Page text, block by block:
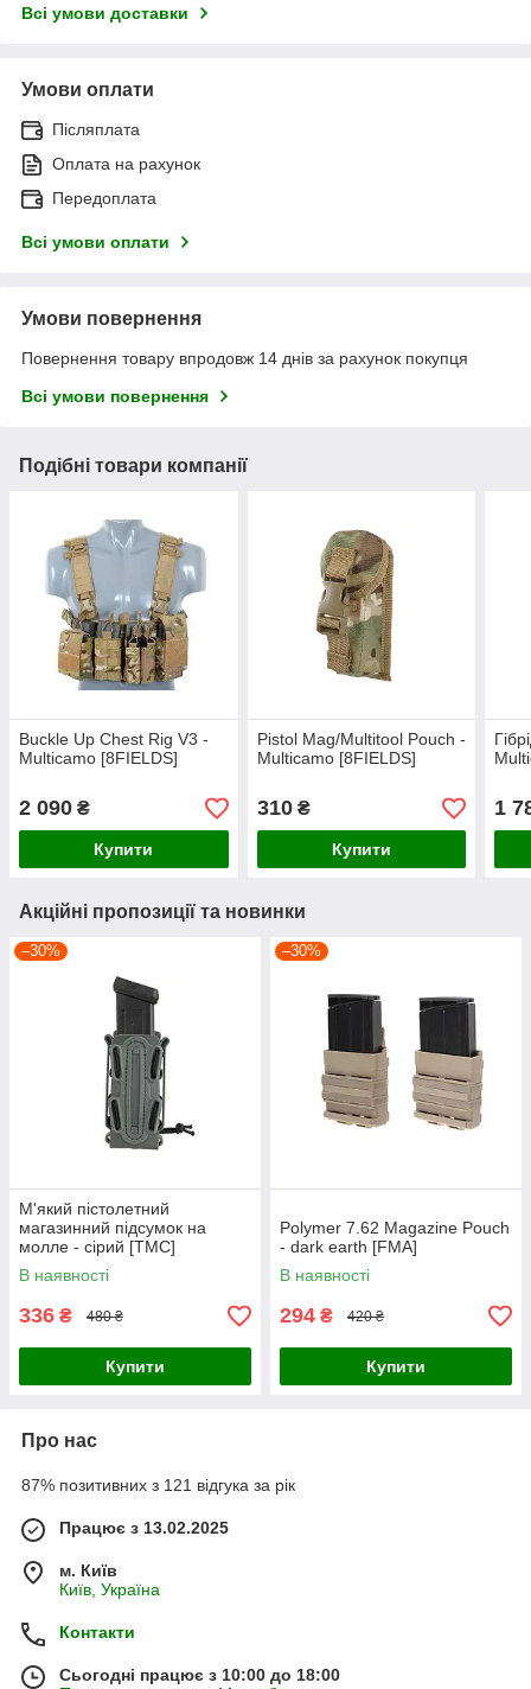
Всі умови доставки
Умови оплати
Післяплата
Оплата на рахунок
Передоплата
Всі умови оплати
Умови повернення
Повернення товару впродовж 14 днів за рахунок покупця
Всі умови повернення
Подібні товари компанії
Buckle Up Chest Rig V3 -
Multicamo [8FIELDS]
2 090 ₴
Купити
Pistol Mag/Multitool Pouch -
Multicamo [8FIELDS]
310₴
Купити
1
Акційні пропозиції та новинки
–30%
М'який пістолетний
магазинний підсумок на
молле - сірий [TMC]
В наявності
336 ₴ 480 ₴
Купити
–30%
Polymer 7.62 Magazine Pouch
- dark earth [FMA]
В наявності
294 ₴ 420 ₴
Купити
Про нас
87% позитивних з 121 відгука за рік
Працює з 13.02.2025
м. Київ
Київ, Україна
Контакти
Сьогодні працює з 10:00 до 18:00